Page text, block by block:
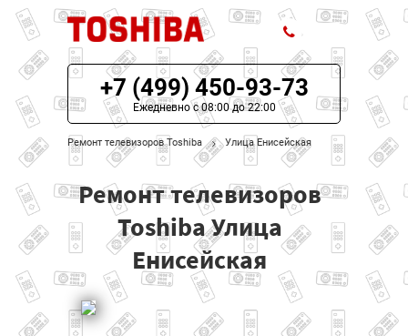
ЦЕНЫ НА РЕМОНТ
О СЕРВИСЕ
МОДЕЛИ TOSHIBA
НАШИ КОНТАКТЫ
+7 (499) 450-93-73
Ежедневно с 08:00 до 22:00
Ремонт телевизоров Toshiba Улица Енисейская
Ремонт телевизоров
Toshiba Улица
Енисейская